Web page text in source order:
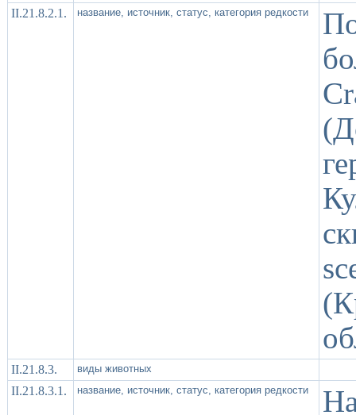
II.21.8.2.1. название, источник, статус, категория редкости
II.21.8.3. виды животных
II.21.8.3.1. название, источник, статус, категория редкости